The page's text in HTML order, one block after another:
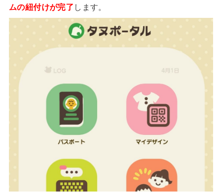
ムの紐付けが完了 します。